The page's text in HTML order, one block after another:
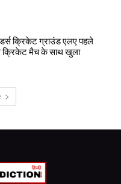
क्रिकेट ग्राउंड एलए पहले
क्रिकेट मैच के साथ खुला